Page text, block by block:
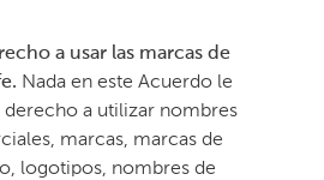
a usar las marcas de
Nada en este Acuerdo le
a utilizar nombres
marcas, marcas de
logotipos, nombres de